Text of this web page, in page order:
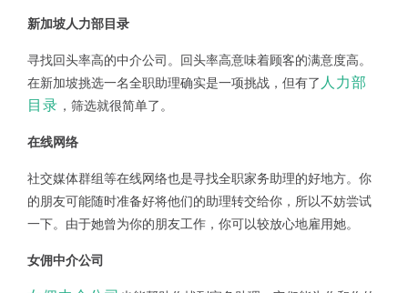
新加坡人力部目录
寻找回头率高的中介公司。回头率高意味着顾客的满意度高。
在新加坡挑选一名全职助理确实是一项挑战，但有了人力部
目录 ，筛选就很简单了。
在线网络
社交媒体群组等在线网络也是寻找全职家务助理的好地方。你
的朋友可能随时准备好将他们的助理转交给你，所以不妨尝试
一下。由于她曾为你的朋友工作，你可以较放心地雇用她。
女佣中介公司